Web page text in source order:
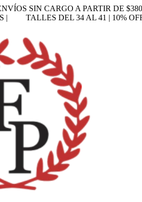
SIN CARGO A PARTIR DE
|
TALLES DEL 34 AL 41 | 10%